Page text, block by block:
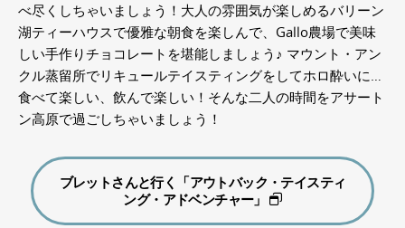
べ尽くしちゃいましょう！大人の雰囲気が楽しめるバリーン
湖ティーハウスで優雅な朝食を楽しんで、Gallo農場で美味
しい手作りチョコレートを堪能しましょう♪ マウント・アン
クル蒸留所でリキュールテイスティングをしてホロ酔いに…
食べて楽しい、飲んで楽しい！そんな二人の時間をアサート
ン高原で過ごしちゃいましょう！
ブレットさんと行く「アウトバック・テイスティ
ング・アドベンチャー」